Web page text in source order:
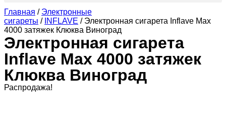
Главная / Электронные
сигареты / INFLAVE / Электронная сигарета Inflave Max
4000 затяжек Клюква Виноград
Электронная сигарета
Inflave Max 4000 затяжек
Клюква Виноград
Распродажа!